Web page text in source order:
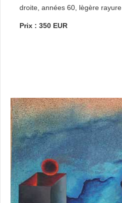
droite, années 60, lègère
Prix : 350 EUR